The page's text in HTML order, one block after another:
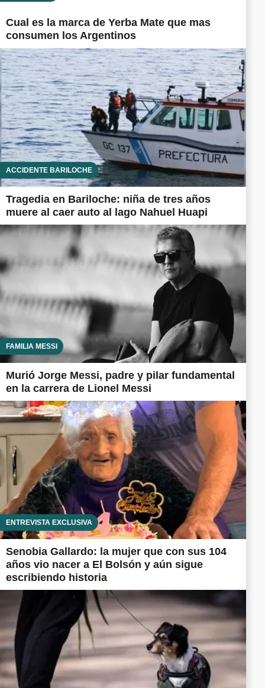
Cual es la marca de Yerba Mate que mas
consumen los Argentinos
ACCIDENTE BARILOCHE
Tragedia en Bariloche: niña de tres años
muere al caer auto al lago Nahuel Huapi
FAMILIA MESSI
Murió Jorge Messi, padre y pilar fundamental
en la carrera de Lionel Messi
ENTREVISTA EXCLUSIVA
Senobia Gallardo: la mujer que con sus 104
años vio nacer a El Bolsón y aún sigue
escribiendo historia